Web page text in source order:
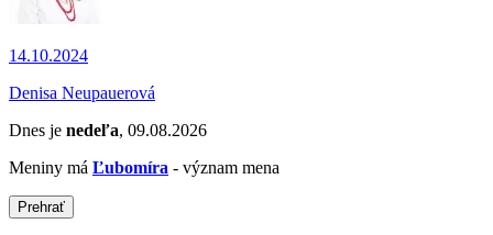
14.10.2024
Denisa Neupauerová
Dnes je nedeľa, 09.08.2026
Meniny má Ľubomíra - význam mena
Prehrať